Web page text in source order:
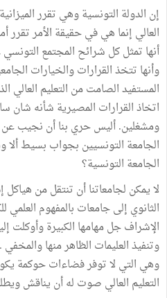
إن الدولة التونسية وهي تقرر
العالي إنما هي في حقيقة الأمر
أنها تمثل كل شرائح المجتمع
وأنها تتخذ القرارات والخيارات
المستفيد الصامت من التعليم
اتخاذ القرارات المصيرية شأنه شان
ومشغلين. أليس حري بنا أن نجيب
الجامعة التونسيين بجواب بسيط
الجامعة التونسية؟
لا يمكن لجامعاتنا أن تنتقل من هياكل
الثانوي إلى جامعات بالمفهوم
الإشراف جل مهامها الكبيرة وأوكلت
وتنفيذ العليمات الظاهر منها
وهي التي لا توفر فضاءات حوكمة
التعليم العالي صوت له أن يناقش